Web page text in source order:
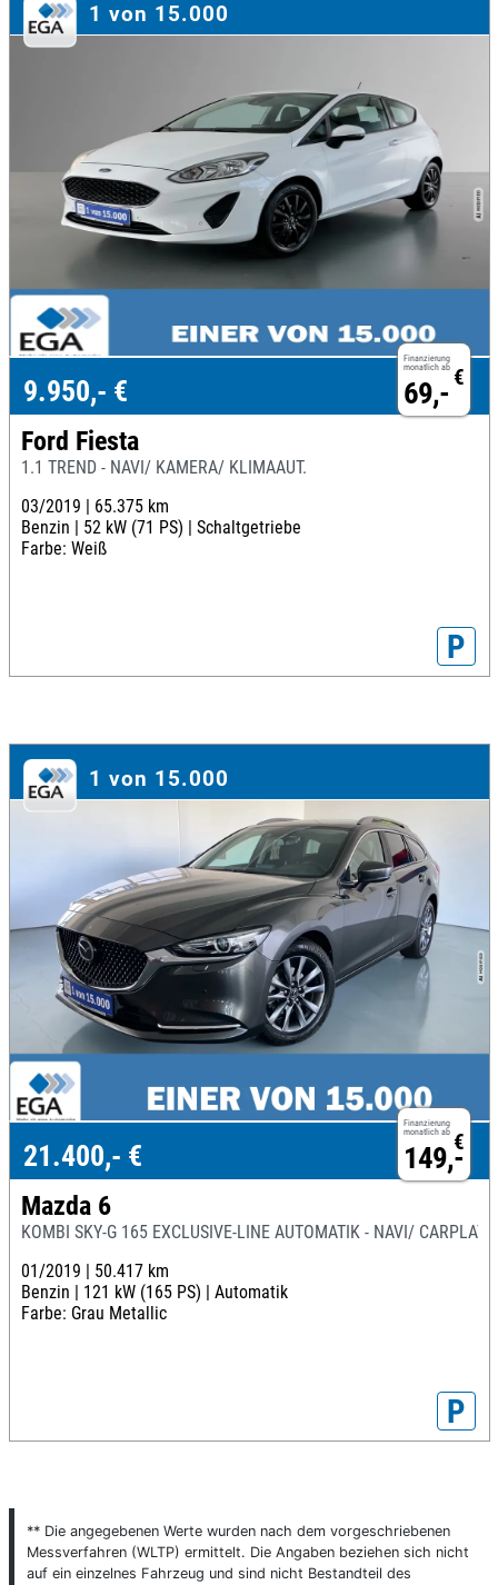
1 von 15.000
Finanzierung
monatlich ab €
69,-
9.950,- €
Ford Fiesta
1.1 TREND - NAVI/ KAMERA/ KLIMAAUT.
03/2019 | 65.375 km
Benzin | 52 kW (71 PS) | Schaltgetriebe
Farbe: Weiß
P
1 von 15.000
Finanzierung
monatlich ab €
149,-
21.400,- €
Mazda 6
KOMBI SKY-G 165 EXCLUSIVE-LINE AUTOMATIK - NAVI/ CARPLAY
01/2019 | 50.417 km
Benzin | 121 kW (165 PS) | Automatik
Farbe: Grau Metallic
P
** Die angegebenen Werte wurden nach dem vorgeschriebenen
Messverfahren (WLTP) ermittelt. Die Angaben beziehen sich nicht
auf ein einzelnes Fahrzeug und sind nicht Bestandteil des